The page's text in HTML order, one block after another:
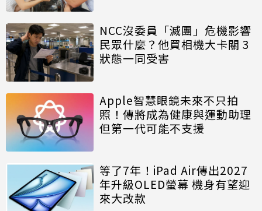
NCC沒委員「滅團」危機影響
民眾什麼？他買相機大卡關 3
狀態一同受害
Apple智慧眼鏡未來不只拍
照！傳將成為健康與運動助理
但第一代可能不支援
等了7年！iPad Air傳出2027
年升級OLED螢幕 機身有望迎
來大改款